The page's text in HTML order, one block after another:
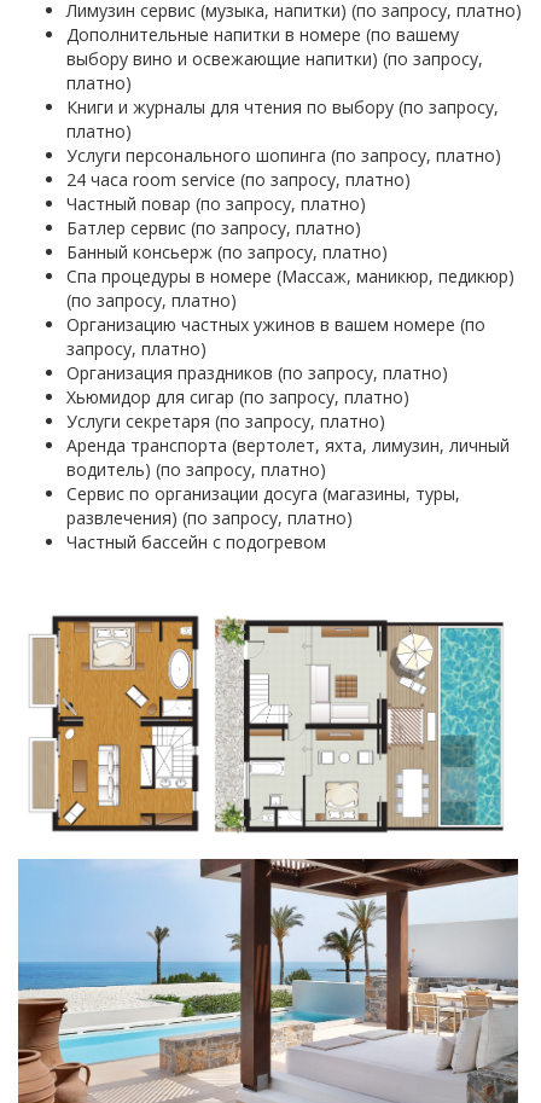
Лимузин сервис (музыка, напитки) (по запросу, платно)
Дополнительные напитки в номере (по вашему
выбору вино и освежающие напитки) (по запросу,
платно)
Книги и журналы для чтения по выбору (по запросу,
платно)
Услуги персонального шопинга (по запросу, платно)
24 часа room service (по запросу, платно)
Частный повар (по запросу, платно)
Батлер сервис (по запросу, платно)
Банный консьерж (по запросу, платно)
Спа процедуры в номере (Массаж, маникюр, педикюр)
(по запросу, платно)
Организацию частных ужинов в вашем номере (по
запросу, платно)
Организация праздников (по запросу, платно)
Хьюмидор для сигар (по запросу, платно)
Услуги секретаря (по запросу, платно)
Аренда транспорта (вертолет, яхта, лимузин, личный
водитель) (по запросу, платно)
Сервис по организации досуга (магазины, туры,
развлечения) (по запросу, платно)
Частный бассейн с подогревом